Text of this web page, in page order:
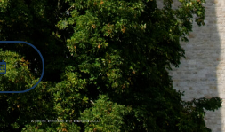
Agence communication Montbéliard 25200